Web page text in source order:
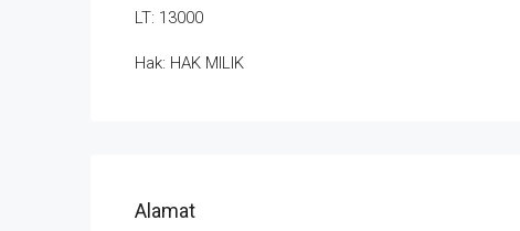
LT: 13000
Hak: HAK MILIK
Alamat